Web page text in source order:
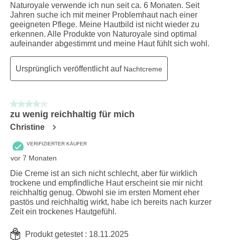
Naturoyale verwende ich nun seit ca. 6 Monaten. Seit
Jahren suche ich mit meiner Problemhaut nach einer
geeigneten Pflege. Meine Hautbild ist nicht wieder zu
erkennen. Alle Produkte von Naturoyale sind optimal
aufeinander abgestimmt und meine Haut fühlt sich wohl.
Ursprünglich veröffentlicht auf Nachtcreme
4 von 5 Sternen.
zu wenig reichhaltig für mich
Christine
VERIFIZIERTER KÄUFER
vor 7 Monaten
Die Creme ist an sich nicht schlecht, aber für wirklich
trockene und empfindliche Haut erscheint sie mir nicht
reichhaltig genug. Obwohl sie im ersten Moment eher
pastös und reichhaltig wirkt, habe ich bereits nach kurzer
Zeit ein trockenes Hautgefühl.
Produkt getestet : 18.11.2025